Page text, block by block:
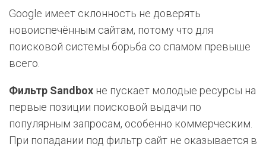
Google имеет склонность не доверять
новоиспечённым сайтам, потому что для
поисковой системы борьба со спамом превыше
всего.
Фильтр Sandbox не пускает молодые ресурсы на
первые позиции поисковой выдачи по
популярным запросам, особенно коммерческим.
При попадании под фильтр сайт не оказывается в